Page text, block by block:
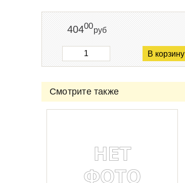
40400руб
В корзину
Смотрите также